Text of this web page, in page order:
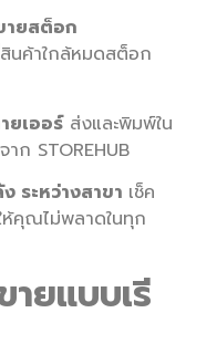
ายสต็อก
นค้าใกล้หมดสต็อก
ยเออร์ส่งและพิมพ์ใน
ก STOREHUB
ระหว่างสาขา เช็ค
ห้คุณไม่พลาดในทุก
ยแบบเรี